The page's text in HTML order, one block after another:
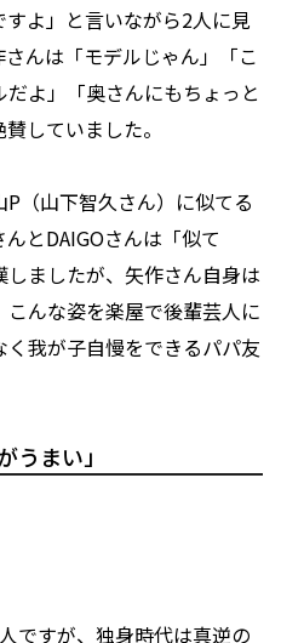
よ」と言いながら2人に見
んは「モデルじゃん」「こ
よ」「奥さんにもちょっと
していました。
（山下智久さん）に似てる
とDAIGOさんは「似て
ましたが、矢作さん自身は
んな姿を楽屋で後輩芸人に
我が子自慢をできるパパ友
うまい」
ですが、独身時代は真逆の